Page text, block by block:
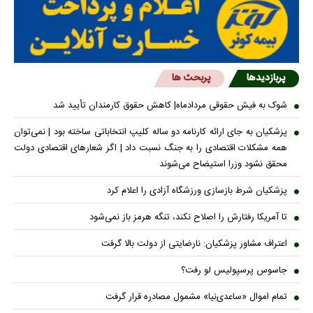
پربازدیدها پربحث ها
شوک به فیش حقوقی مردادماه| کاهش حقوق کارمندان تأیید شد
پزشکیان به جای ارائه کارنامه دو ساله کلیپ انتخاباتی ساخته بود | نمی‌توان
همه مشکلات اقتصادی را به جنگ نسبت داد | اگر شعار‌های اقتصادی دولت
محقق نشود وزرا استیضاح می‌شوند
پزشکیان شرط بازسازی ورزشگاه آزادی را اعلام کرد
تا آمریکا رفتارش را اصلاح نکند، تنگه هرمز باز نمی‌شود
اعتراف مشاور پزشکیان: نارضایتی از دولت بالا گرفت
جاسوس پرسپولیس لو رفت؟
تمام اموال «ساعدی‌نیا» مشمول مصادره قرار گرفت